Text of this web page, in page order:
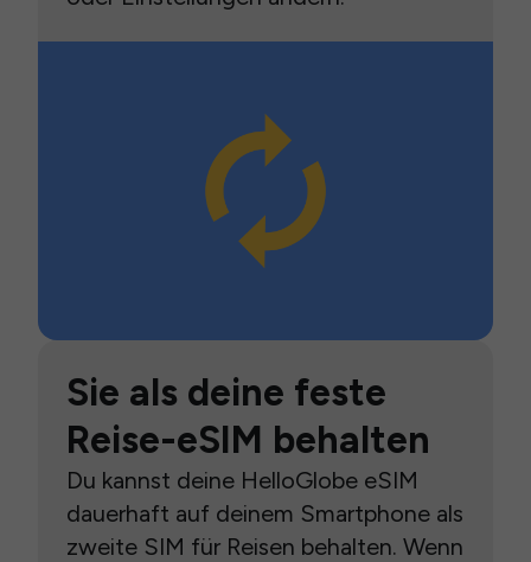
Sie als deine feste
Reise-eSIM behalten
Du kannst deine HelloGlobe eSIM
dauerhaft auf deinem Smartphone als
zweite SIM für Reisen behalten. Wenn